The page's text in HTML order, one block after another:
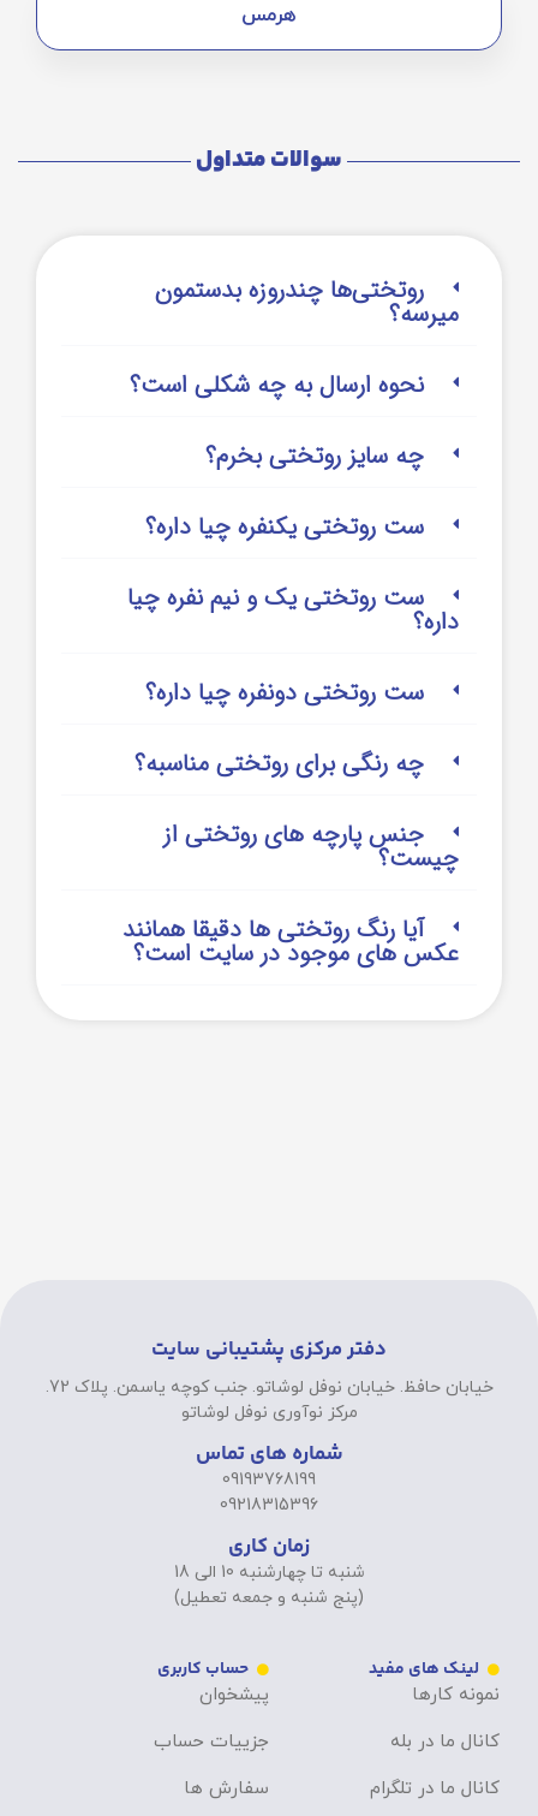
هرمس
سوالات متداول
روتختی‌‌ها چندروزه بدستمون
میرسه؟
نحوه ارسال به چه شکلی است؟
چه سایز روتختی بخرم؟
ست روتختی یکنفره چیا داره؟
ست روتختی یک و نیم نفره چیا
داره؟
ست روتختی دونفره چیا داره؟
چه رنگی برای روتختی مناسبه؟
جنس پارچه های روتختی از
چیست؟
آیا رنگ روتختی ها دقیقا همانند
عکس های موجود در سایت است؟
دفتر مرکزی پشتیبانی سایت
خیابان حافظ. خیابان نوفل لوشاتو. جنب کوچه یاسمن. پلاک 72.
مرکز نوآوری نوفل لوشاتو
شماره های تماس
09193768199
09218315396
زمان کاری
شنبه تا چهارشنبه 10 الی 18
(پنج شنبه و جمعه تعطیل)
لینک های مفید
نمونه کارها
کانال ما در بله
کانال ما در تلگرام
حساب کاربری
پیشخوان
جزییات حساب
سفارش ها